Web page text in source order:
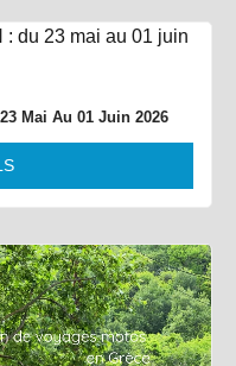
Mai Au 01 Juin 2026